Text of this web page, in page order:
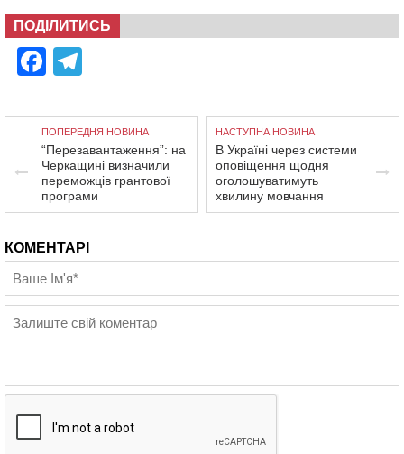
ПОДІЛИТИСЬ
Facebook
ПОПЕРЕДНЯ НОВИНА
“Перезавантаження”: на
Черкащині визначили
переможців грантової
програми
НАСТУПНА НОВИНА
В Україні через системи
оповіщення щодня
оголошуватимуть
хвилину мовчання
КОМЕНТАРІ